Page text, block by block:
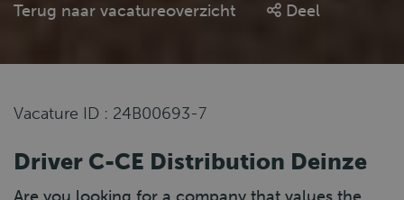
Terug naar vacatureoverzicht Deel
Vacature ID : 24B00693-7
Driver C-CE Distribution Deinze